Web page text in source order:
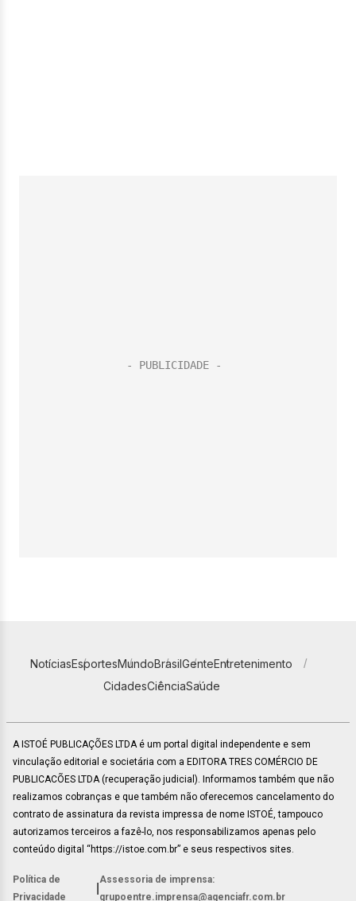
NotíciasEsportesMundoBrasilGenteEntretenimento
CidadesCiênciaSaúde
A ISTOÉ PUBLICAÇÕES LTDA é um portal digital independente e sem
vinculação editorial e societária com a EDITORA TRES COMÉRCIO DE
PUBLICACÕES LTDA (recuperação judicial). Informamos também que não
realizamos cobranças e que também não oferecemos cancelamento do
contrato de assinatura da revista impressa de nome ISTOÉ, tampouco
autorizamos terceiros a fazê-lo, nos responsabilizamos apenas pelo
conteúdo digital “https://istoe.com.br” e seus respectivos sites.
Política de
Privacidade
Assessoria de imprensa:
grupoentre.imprensa@agenciafr.com.br